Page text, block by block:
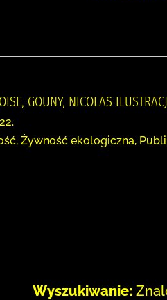
GOUNY, NICOLAS
Żywność ekologiczna,
Wyszukiwanie: